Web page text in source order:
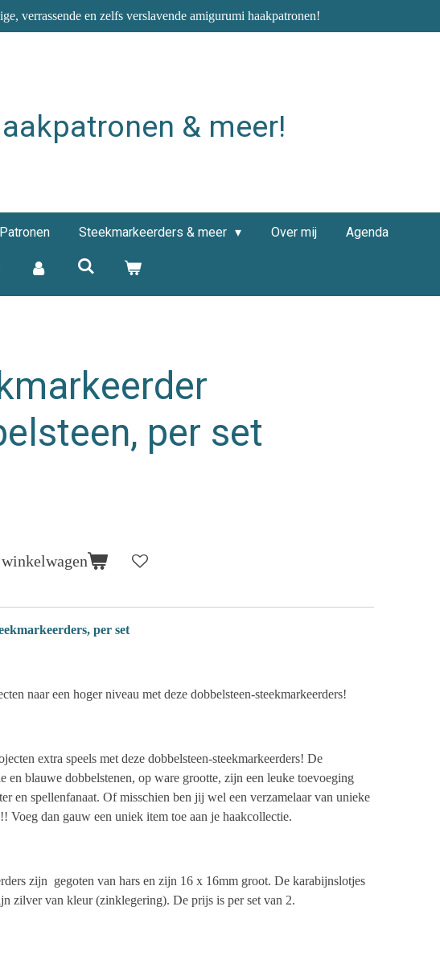
verrassende en zelfs verslavende amigurumi haakpatronen!
& meer!
Steekmarkeerders & meer Over mij Agenda
per set
per set
naar een hoger niveau met deze dobbelsteen-steekmarkeerders!
extra speels met deze dobbelsteen-steekmarkeerders! De
en blauwe dobbelstenen, op ware grootte, zijn een leuke toevoeging
en spellenfanaat. Of misschien ben jij wel een verzamelaar van unieke
Voeg dan gauw een uniek item toe aan je haakcollectie.
zijn gegoten van hars en zijn 16 x 16mm groot. De karabijnslotjes
zilver van kleur (zinklegering). De prijs is per set van 2.